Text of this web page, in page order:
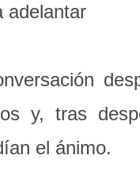
adelantar
y, tras
el ánimo.